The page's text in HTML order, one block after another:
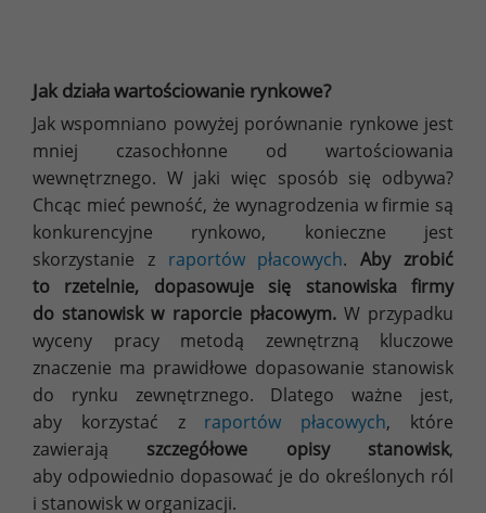
Jak działa wartościowanie rynkowe?
Jak wspomniano powyżej porównanie rynkowe jest
mniej czasochłonne od wartościowania
wewnętrznego. W jaki więc sposób się odbywa?
Chcąc mieć pewność, że wynagrodzenia w firmie są
konkurencyjne rynkowo, konieczne jest
skorzystanie z raportów płacowych.Aby zrobić
to rzetelnie, dopasowuje się stanowiska firmy
do stanowisk w raporcie płacowym.W przypadku
wyceny pracy metodą zewnętrzną kluczowe
znaczenie ma prawidłowe dopasowanie stanowisk
do rynku zewnętrznego. Dlatego ważne jest,
aby korzystać z raportów płacowych, które
zawierają szczegółowe opisy stanowisk,
aby odpowiednio dopasować je do określonych ról
i stanowisk w organizacji.